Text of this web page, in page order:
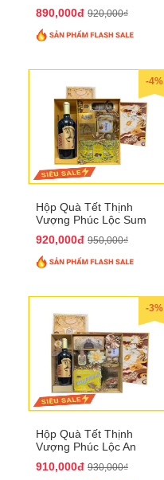
890,000đ 920,000₫
-4%
Hộp Quà Tết Thịnh
Vượng Phúc Lộc Sum
920,000đ 950,000₫
-3%
Hộp Quà Tết Thịnh
Vượng Phúc Lộc An
910,000đ 930,000₫